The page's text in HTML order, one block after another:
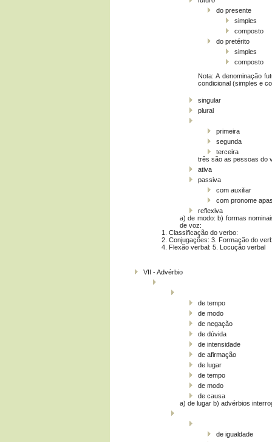
do presente
simples
composto
do pretérito
simples
composto
Nota: A denominação
condicional (simples e
singular
plural
primeira
segunda
terceira
três são as pessoas do
ativa
passiva
com auxiliar
com pronome
reflexiva
a) de modo: b) formas
de voz:
1. Classificação do verbo:
2. Conjugações: 3. Formação do
4. Flexão verbal: 5. Locução verbal
VII ­- Advérbio
de tempo
de modo
de negação
de dúvida
de intensidade
de afirmação
de lugar
de tempo
de modo
de causa
a) de lugar b) advérbios
de igualdade